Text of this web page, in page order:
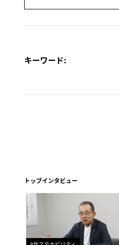
キーワード:
トップインタビュー